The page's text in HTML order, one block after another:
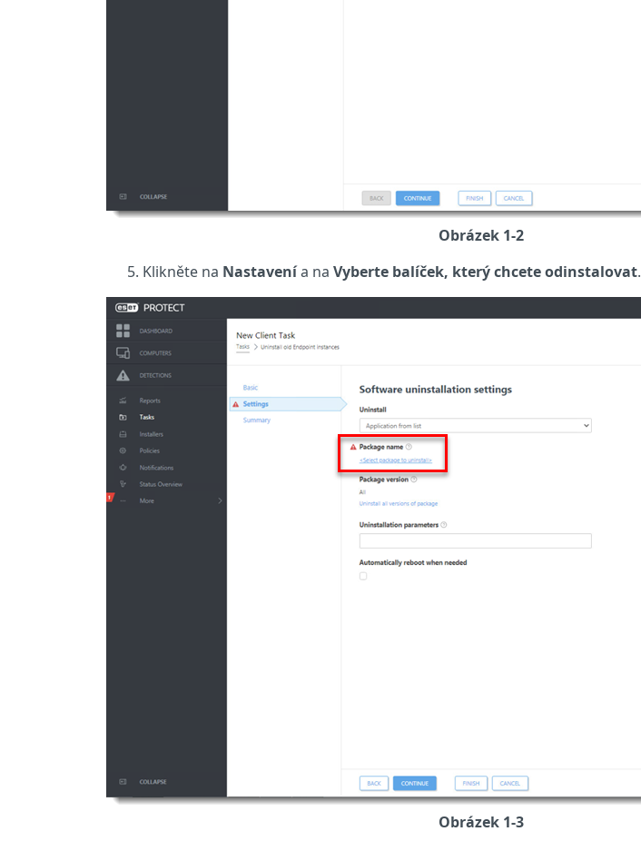
Obrázek 1-2
Klikněte na Nastavenía na Vyberte balíček, který chcete odinstalovat.
Obrázek 1-3